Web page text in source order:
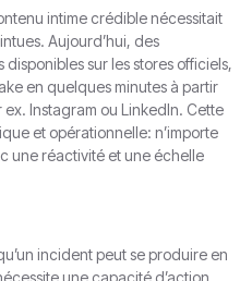
intime crédible nécessitait
Aujourd’hui, des
sur les stores officiels,
en quelques minutes à partir
Instagram ou LinkedIn. Cette
et opérationnelle: n’importe
une réactivité et une échelle
incident peut se produire en